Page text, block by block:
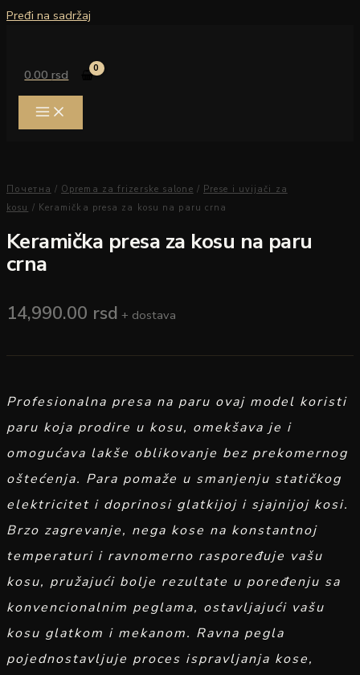
Pređi na sadržaj
0.00rsd
Почетна / Oprema za frizerske salone / Prese i uvijači za
kosu / Keramička presa za kosu na paru crna
Keramička presa za kosu na paru
crna
14,990.00 rsd + dostava
Profesionalna presa na paru ovaj model koristi
paru koja prodire u kosu, omekšava je i
omogućava lakše oblikovanje bez prekomernog
oštećenja. Para pomaže u smanjenju statičkog
elektricitet i doprinosi glatkijoj i sjajnijoj kosi.
Brzo zagrevanje, nega kose na konstantnoj
temperaturi i ravnomerno raspoređuje vašu
kosu, pružajući bolje rezultate u poređenju sa
konvencionalnim peglama, ostavljajući vašu
kosu glatkom i mekanom. Ravna pegla
pojednostavljuje proces ispravljanja kose,